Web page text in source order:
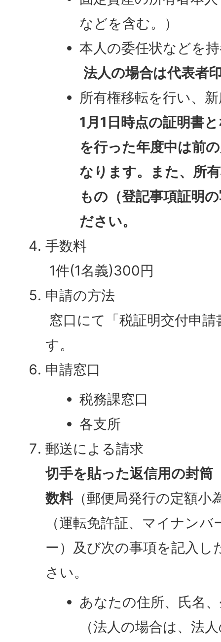
などを含む。）
本人の委任状などを
法人の場合は代表者
所有権移転を行い、
1月1日時点の証明書
を行った年度中は前
なります。また、所
もの（登記事項証明
ださい。
手数料
1件(1名義)300円
申請の方法
窓口にて「税証明交付申
す。
申請窓口
税務課窓口
各支所
郵送による請求
切手を貼った返信用の封筒
数料（郵便局発行の定額小
（運転免許証、マイナン
ー）及び次の事項を記入し
さい。
あなたの住所、氏名
（法人の場合は、法